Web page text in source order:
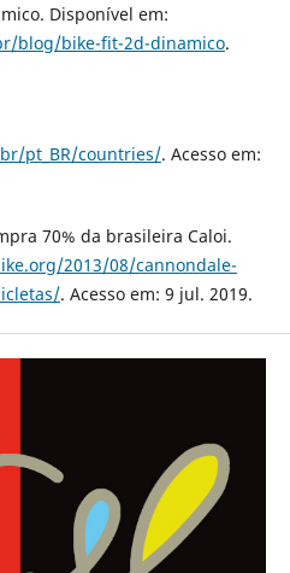
Disponível em:
blog/bike-fit-2d-dinamico.
pt_BR/countries/. Acesso em:
70% da brasileira Caloi.
2013/08/cannondale-
. Acesso em: 9 jul. 2019.